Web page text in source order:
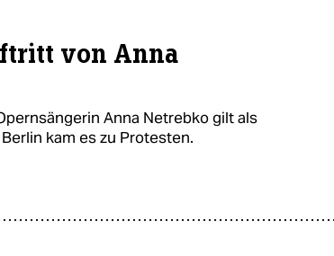
von Anna
Anna Netrebko gilt als
kam es zu Protesten.